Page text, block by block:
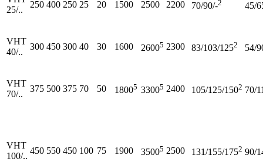
25/..
250 400 250 25 20 1500 2500 2200 70/90/-2 45/
VHT
40/..
300 450 300 40 30 1600 26005 2300 83/103/1252 54/
VHT
70/..
375 500 375 70 50 18005 33005 2400 105/125/1502 70/
VHT
100/..
450 550 450 100 75 1900 35005 2500 131/155/1752 90/